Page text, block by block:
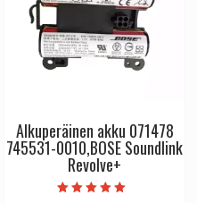
Alkuperäinen akku 071478
745531-0010,BOSE Soundlink
Revolve+